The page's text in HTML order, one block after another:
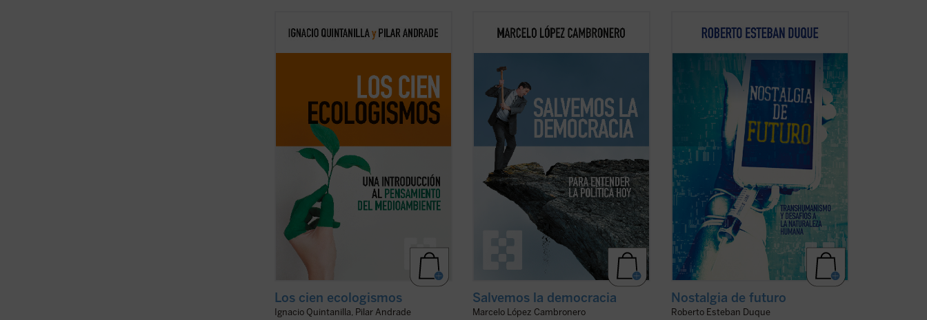
Tras un esbozo de la historia del
impacto de la crisis medioambiental en
crítica, explorando aspectos clave como
la posibilidad de una filosofía de la ...(ver
Los cien ecologismos
Ignacio Quintanilla, Pilar Andrade
Un breve y muy efectivo texto filosófico-
eficaz e ingeniosamente sobre el poder,
el tiempo, la revolución, la
transformación de las sociedades, el
papel de las ideologías y la nueva forma
de hacer la ...
(ver ficha)
Salvemos la democracia
Marcelo López Cambronero
Roberto Esteban Duque aporta un
todas las «mejoras» realizadas en los
últimos años, dejando claras las
peligrosas intenciones de los
transhumanistas: «crear en el sentido
que se quiera la propia ...(ver ficha)
Nostalgia de futuro
Roberto Esteban Duque